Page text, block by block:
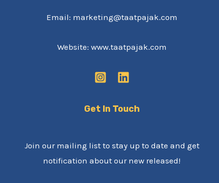
Email: marketing@taatpajak.com
Website: www.taatpajak.com
Get In Touch
Join our mailing list to stay up to date and get
notification about our new released!